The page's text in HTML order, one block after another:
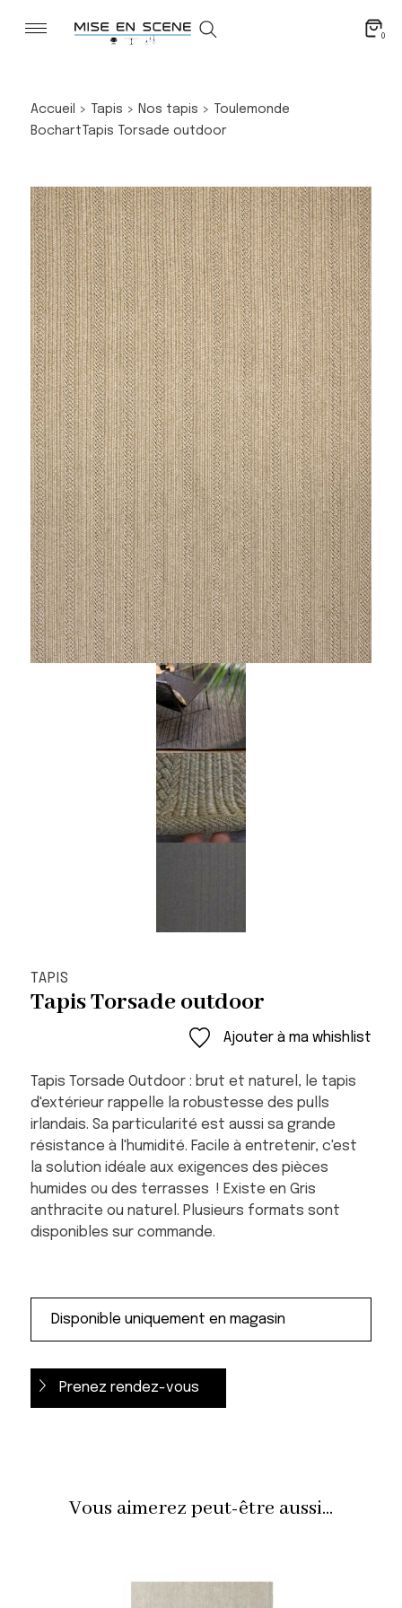
0
Accueil > Tapis > Nos tapis >
Toulemonde
Bochart Tapis Torsade outdoor
TAPIS
Tapis Torsade outdoor
Ajouter à ma whishlist
Tapis Torsade Outdoor : brut et naturel, le tapis
d'extérieur rappelle la robustesse des pulls
irlandais. Sa particularité est aussi sa grande
résistance à l'humidité. Facile à entretenir, c'est
la solution idéale aux exigences des pièces
humides ou des terrasses ! Existe en Gris
anthracite ou naturel. Plusieurs formats sont
disponibles sur commande.
Prenez rendez-vous
Vous aimerez peut-être aussi...